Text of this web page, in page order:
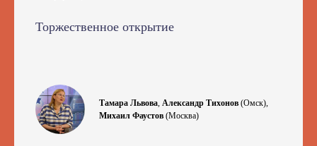
Торжественное открытие
Тамара Львова, Александр Тихонов (Омск),
Михаил Фаустов (Москва)